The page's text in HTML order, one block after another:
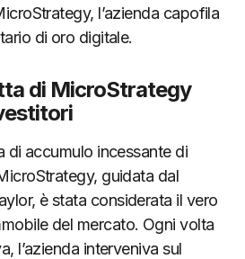
l’azienda capofila
di oro digitale.
di MicroStrategy
di accumulo incessante di
guidata dal
è stata considerata il vero
del mercato. Ogni volta
l’azienda interveniva sul